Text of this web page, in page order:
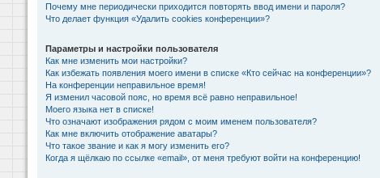
Почему мне периодически приходится повторять ввод имени и пароля?
Что делает функция «Удалить cookies конференции»?
Параметры и настройки пользователя
Как мне изменить мои настройки?
Как избежать появления моего имени в списке «Кто сейчас на конференции»?
На конференции неправильное время!
Я изменил часовой пояс, но время всё равно неправильное!
Моего языка нет в списке!
Что означают изображения рядом с моим именем пользователя?
Как мне включить отображение аватары?
Что такое звание и как я могу изменить его?
Когда я щёлкаю по ссылке «email», от меня требуют войти на конференцию!